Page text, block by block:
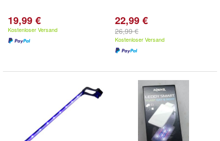
19,99 €
Kostenloser Versand
22,99 €
26,99 €
Kostenloser Versand